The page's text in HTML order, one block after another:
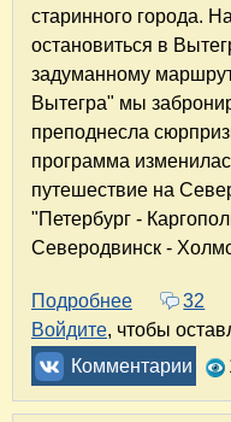
старинного города.
остановиться в
задуманному
Вытегра" мы
преподнесла
программа
путешествие на
"Петербург -
Северодвинск -
Подробнее о
32
Войдите, чтобы
Комментарии